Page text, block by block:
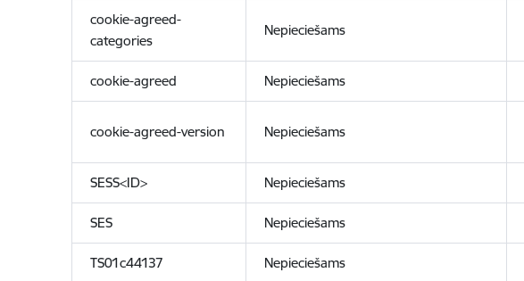
cookie-agreed-
categories
Nepieciešams
cookie-agreed Nepieciešams
cookie-agreed-version Nepieciešams
SESS<ID> Nepieciešams
SES Nepieciešams
TS01c44137 Nepieciešams